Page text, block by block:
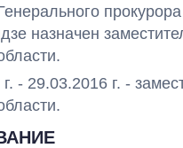
назначен
- 29.03.2016 г. -